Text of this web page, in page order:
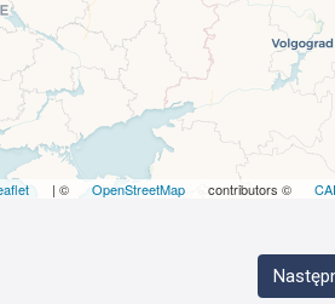
| © OpenStreetMap contributors ©